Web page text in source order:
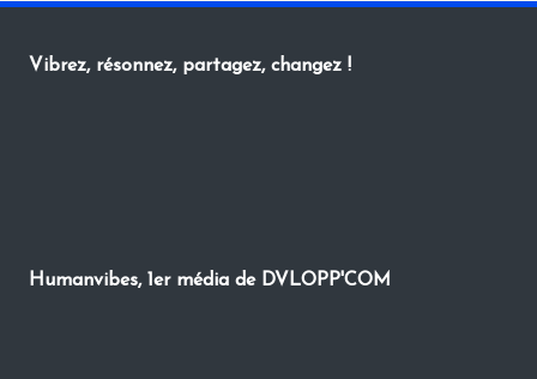
Vibrez, résonnez, partagez, changez !
Humanvibes, 1er média de DVLOPP'COM